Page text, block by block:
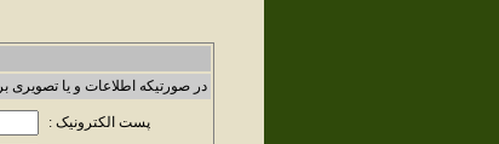
در صورتیکه اطلاعات و یا تصویری
پست الکترونیک :